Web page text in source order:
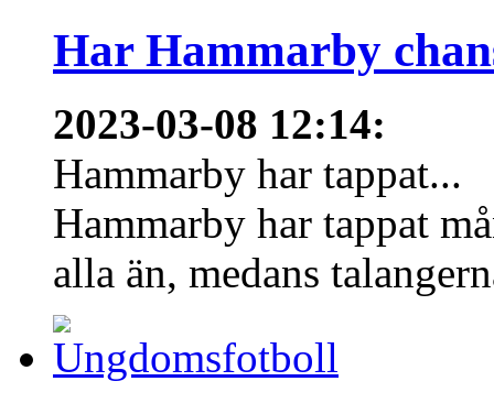
Har Hammarby
2023-03-08 12:14:
Hammarby har tappat...
Hammarby har tappat
alla än, medans